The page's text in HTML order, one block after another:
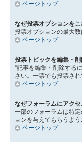
ページトップ
なぜ投票オプションを
投票オプションの最大
ページトップ
投票トピックを編集・
“記事を編集・削除する
さい。一票でも投票さ
ページトップ
なぜフォーラムにアク
一部のフォーラムは特
ョンを与えてもらうよ
ページトップ